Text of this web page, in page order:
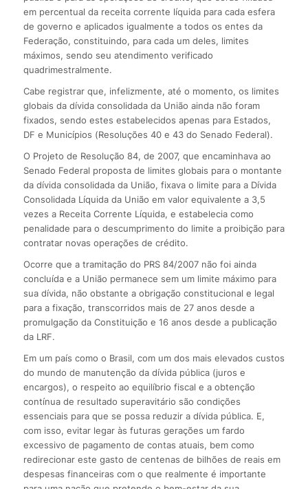
em percentual da receita corrente líquida para cada esfera
de governo e aplicados igualmente a todos os entes da
Federação, constituindo, para cada um deles, limites
máximos, sendo seu atendimento verificado
quadrimestralmente.
Cabe registrar que, infelizmente, até o momento, os limites
globais da dívida consolidada da União ainda não foram
fixados, sendo estes estabelecidos apenas para Estados,
DF e Municípios (Resoluções 40 e 43 do Senado Federal).
O Projeto de Resolução 84, de 2007, que encaminhava ao
Senado Federal proposta de limites globais para o montante
da dívida consolidada da União, fixava o limite para a Dívida
Consolidada Líquida da União em valor equivalente a 3,5
vezes a Receita Corrente Líquida, e estabelecia como
penalidade para o descumprimento do limite a proibição para
contratar novas operações de crédito.
Ocorre que a tramitação do PRS 84/2007 não foi ainda
concluída e a União permanece sem um limite máximo para
sua dívida, não obstante a obrigação constitucional e legal
para a fixação, transcorridos mais de 27 anos desde a
promulgação da Constituição e 16 anos desde a publicação
da LRF.
Em um país como o Brasil, com um dos mais elevados custos
do mundo de manutenção da dívida pública (juros e
encargos), o respeito ao equilíbrio fiscal e a obtenção
contínua de resultado superavitário são condições
essenciais para que se possa reduzir a dívida pública. E,
com isso, evitar legar às futuras gerações um fardo
excessivo de pagamento de contas atuais, bem como
redirecionar este gasto de centenas de bilhões de reais em
despesas financeiras com o que realmente é importante